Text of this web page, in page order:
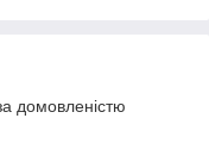
домовленістю